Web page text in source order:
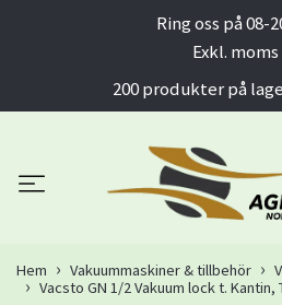
Ring oss på 08-
Exkl. moms
200 produkter på
Hem Vakuummaskiner & tillbehör
Vacsto GN 1/2 Vakuum lock t. Kantin,